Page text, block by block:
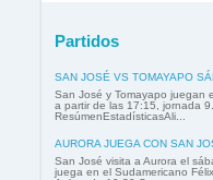
Partidos
SAN JOSÉ VS TOMAYAPO
San José y Tomayapo juegan
a partir de las 17:15, jornada
ResúmenEstadísticasAli...
AURORA JUEGA CON SAN
San José visita a Aurora el
juega en el Sudamericano